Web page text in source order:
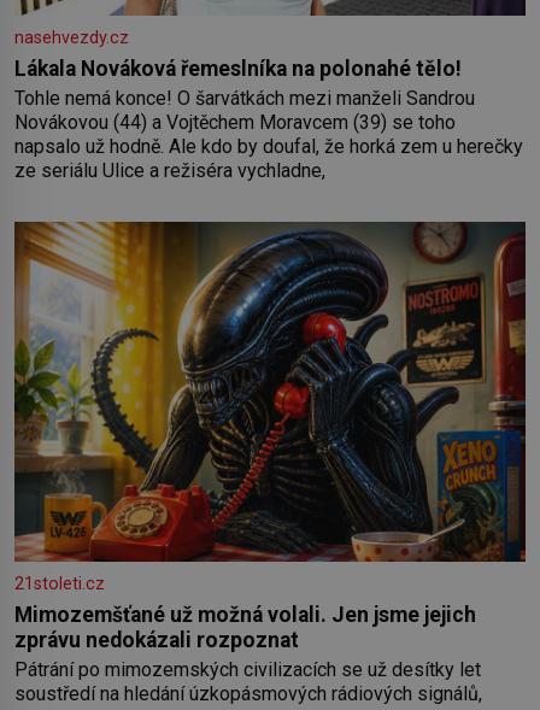
nasehvezdy.cz
Lákala Nováková řemeslníka na polonahé tělo!
Tohle nemá konce! O šarvátkách mezi manželi Sandrou
Novákovou (44) a Vojtěchem Moravcem (39) se toho
napsalo už hodně. Ale kdo by doufal, že horká zem u herečky
ze seriálu Ulice a režiséra vychladne,
21stoleti.cz
Mimozemšťané už možná volali. Jen jsme jejich
zprávu nedokázali rozpoznat
Pátrání po mimozemských civilizacích se už desítky let
soustředí na hledání úzkopásmových rádiových signálů,